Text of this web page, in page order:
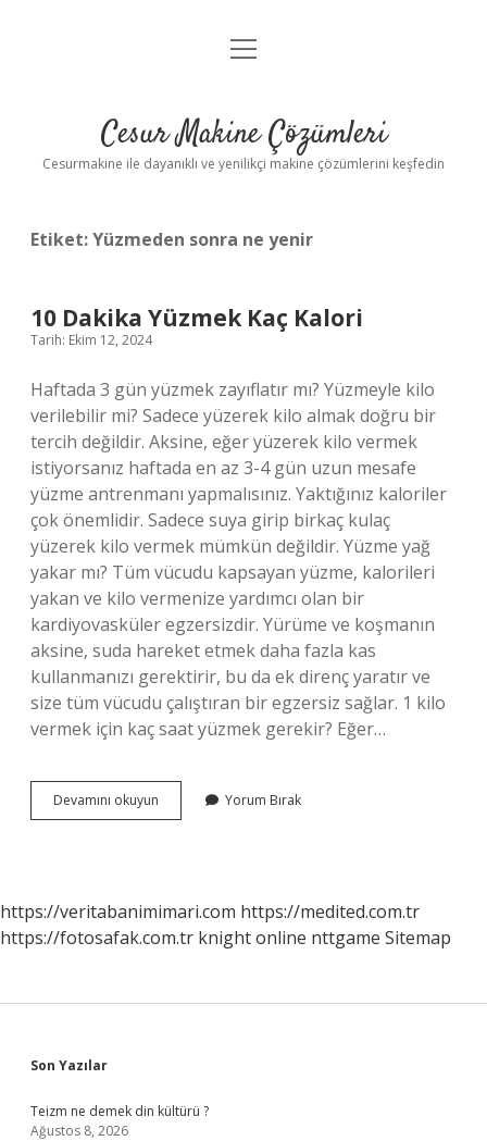
Anasayfa
Yasal Uyarı
menüyü
Cesur Makine Çözümleri
Cesurmakine ile dayanıklı ve yenilikçi makine çözümlerini keşfedin
Etiket:Yüzmeden sonra ne yenir
10 Dakika Yüzmek Kaç Kalori
Tarih: Ekim 12, 2024
Haftada 3 gün yüzmek zayıflatır mı? Yüzmeyle kilo
verilebilir mi? Sadece yüzerek kilo almak doğru bir
tercih değildir. Aksine, eğer yüzerek kilo vermek
istiyorsanız haftada en az 3-4 gün uzun mesafe
yüzme antrenmanı yapmalısınız. Yaktığınız kaloriler
çok önemlidir. Sadece suya girip birkaç kulaç
yüzerek kilo vermek mümkün değildir. Yüzme yağ
yakar mı? Tüm vücudu kapsayan yüzme, kalorileri
yakan ve kilo vermenize yardımcı olan bir
kardiyovasküler egzersizdir. Yürüme ve koşmanın
aksine, suda hareket etmek daha fazla kas
kullanmanızı gerektirir, bu da ek direnç yaratır ve
size tüm vücudu çalıştıran bir egzersiz sağlar. 1 kilo
vermek için kaç saat yüzmek gerekir? Eğer…
Devamını okuyun
Dakika
Yorum Bırak
https://veritabanimimari.com https://medited.com.tr
https://fotosafak.com.tr knight online nttgame Sitemap
Sidebar
Son Yazılar
Teizm ne demek din kültürü ?
Ağustos 8, 2026